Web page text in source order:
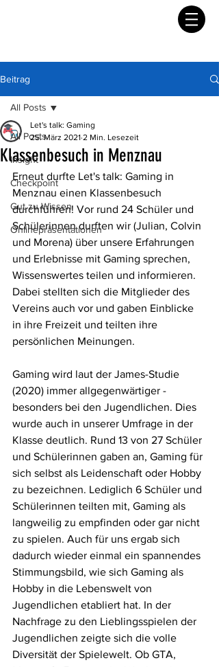
Beitrag
All Posts
Insight
Checkpoint
Gut zu Wissen
Onlinepräsentationen
All Posts
Klassenbesuch in Menznau
Let's talk: Gaming
25. März 2021 2 Min. Lesezeit
Erneut durfte Let's talk: Gaming in
Menznau einen Klassenbesuch
durchführen! Vor rund 24 Schüler und
Schülerinnen durften wir (Julian, Colvin
und Morena) über unsere Erfahrungen
und Erlebnisse mit Gaming sprechen,
Wissenswertes teilen und informieren.
Dabei stellten sich die Mitglieder des
Vereins auch vor und gaben Einblicke
in ihre Freizeit und teilten ihre
persönlichen Meinungen.
Gaming wird laut der James-Studie
(2020) immer allgegenwärtiger -
besonders bei den Jugendlichen. Dies
wurde auch in unserer Umfrage in der
Klasse deutlich. Rund 13 von 27 Schüler
und Schülerinnen gaben an, Gaming für
sich selbst als Leidenschaft oder Hobby
zu bezeichnen. Lediglich 6 Schüler und
Schülerinnen teilten mit, Gaming als
langweilig zu empfinden oder gar nicht
zu spielen. Auch für uns ergab sich
dadurch wieder einmal ein spannendes
Stimmungsbild, wie sich Gaming als
Hobby in die Lebenswelt von
Jugendlichen etabliert hat. In der
Nachfrage zu den Lieblingsspielen der
Jugendlichen zeigte sich die volle
Diversität der Spielewelt. Ob GTA,